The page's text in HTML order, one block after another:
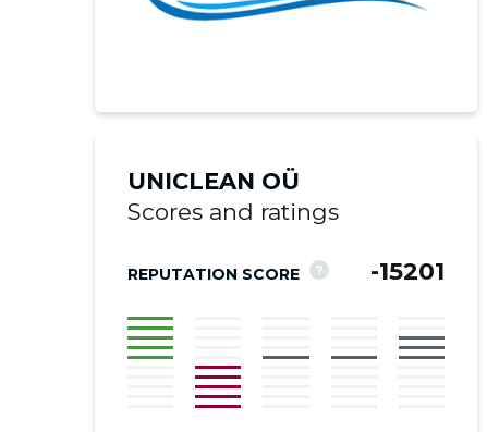
UNICLEAN OÜ
Scores and ratings
REPUTATION SCORE ? -15201
Your comment